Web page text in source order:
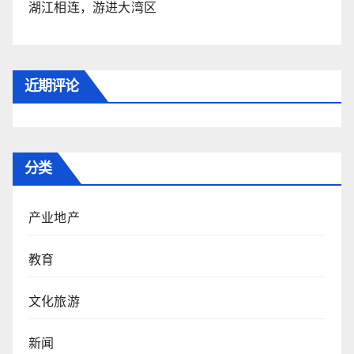
湖江相连，游进大湾区
近期评论
分类
产业地产
教育
文化旅游
新闻